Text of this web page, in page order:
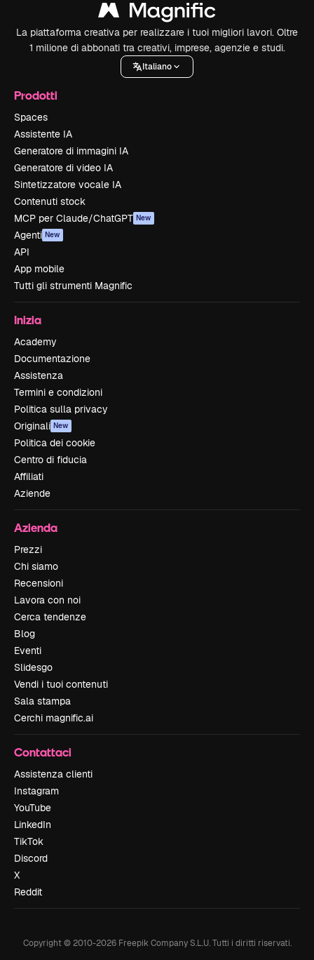
La piattaforma creativa per realizzare i tuoi migliori lavori. Oltre
1 milione di abbonati tra creativi, imprese, agenzie e studi.
Italiano
Prodotti
Spaces
Assistente IA
Generatore di immagini IA
Generatore di video IA
Sintetizzatore vocale IA
Contenuti stock
MCP per Claude/ChatGPT New
Agenti New
API
App mobile
Tutti gli strumenti Magnific
Inizia
Academy
Documentazione
Assistenza
Termini e condizioni
Politica sulla privacy
Originali New
Politica dei cookie
Centro di fiducia
Affiliati
Aziende
Azienda
Prezzi
Chi siamo
Recensioni
Lavora con noi
Cerca tendenze
Blog
Eventi
Slidesgo
Vendi i tuoi contenuti
Sala stampa
Cerchi magnific.ai
Contattaci
Assistenza clienti
Instagram
YouTube
LinkedIn
TikTok
Discord
X
Reddit
Copyright © 2010-2026Freepik Company S.L.U. Tutti i diritti riservati.